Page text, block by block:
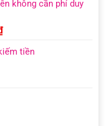
không cần phí duy
Giá
tại
tiền